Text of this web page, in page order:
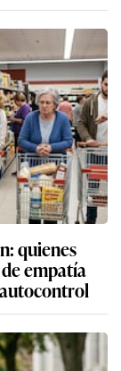
quienes
empatía